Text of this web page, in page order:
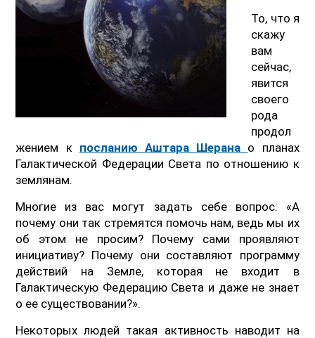
То, что я
скажу
вам
сейчас,
явится
своего
рода
продол
жением к посланию Аштара Шерана о планах
Галактической Федерации Света по отношению к
землянам.
Многие из вас могут задать себе вопрос: «А
почему они так стремятся помочь нам, ведь мы их
об этом не просим? Почему сами проявляют
инициативу? Почему они составляют программу
действий на Земле, которая не входит в
Галактическую Федерацию Света и даже не знает
о ее существовании?».
Некоторых людей такая активность наводит на